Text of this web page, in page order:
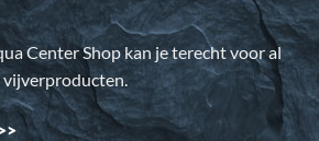
Center Shop kan je terecht voor al
vijverproducten.